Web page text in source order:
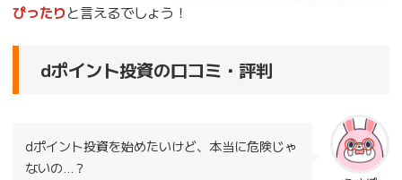
ぴったりと言えるでしょう！
dポイント投資の口コミ・評判
dポイント投資を始めたいけど、本当に危険じゃ
ないの…？